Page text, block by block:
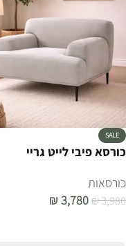
SALE
כורסא פיבי לייט גריי
כורסאות
₪3,980
₪3,780